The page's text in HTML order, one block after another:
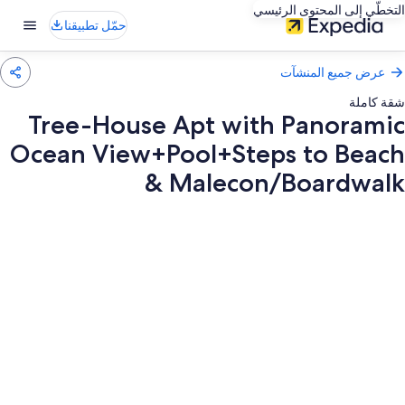
التخطّي إلى المحتوى الرئيسي
حمّل تطبيقنا
عرض جميع المنشآت
شقة كاملة
Tree-House Apt with Panoramic
Ocean View+Pool+Steps to Beach
& Malecon/Boardwalk